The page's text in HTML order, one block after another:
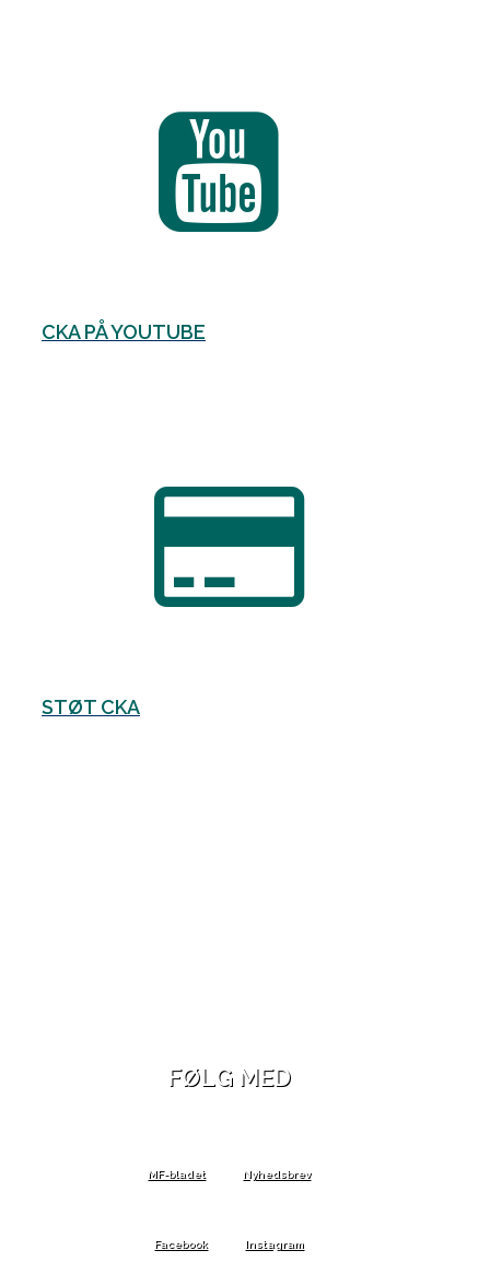
CKA PÅ YOUTUBE
STØT CKA
FØLG MED
MF-bladet Nyhedsbrev
Facebook Instagram